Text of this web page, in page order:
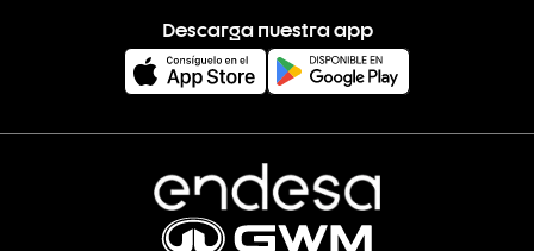
Descarga nuestra app